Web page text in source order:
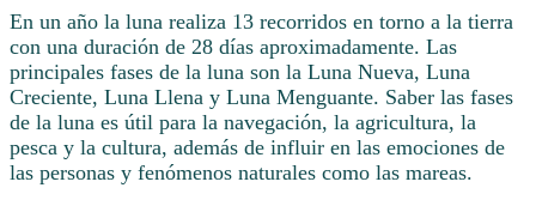
En un año la luna realiza 13 recorridos en torno a la tierra
con una duración de 28 días aproximadamente. Las
principales fases de la luna son la Luna Nueva, Luna
Creciente, Luna Llena y Luna Menguante. Saber las fases
de la luna es útil para la navegación, la agricultura, la
pesca y la cultura, además de influir en las emociones de
las personas y fenómenos naturales como las mareas.